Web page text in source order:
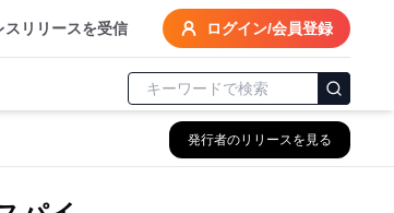
スリリースを受信 ログイン/会員登録
発行者のリリースを見る